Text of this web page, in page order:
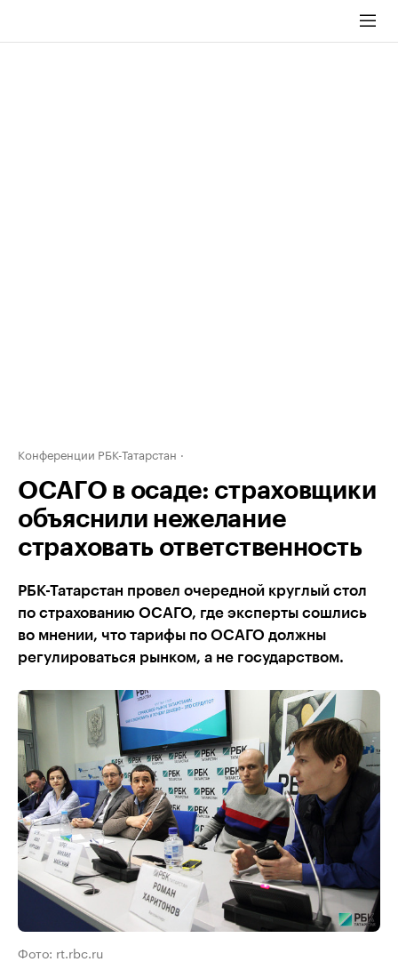
Конференции РБК-Татарстан
ОСАГО в осаде: страховщики
объяснили нежелание
страховать ответственность
РБК-Татарстан провел очередной круглый стол
по страхованию ОСАГО, где эксперты сошлись
во мнении, что тарифы по ОСАГО должны
регулироваться рынком, а не государством.
Фото: rt.rbc.ru